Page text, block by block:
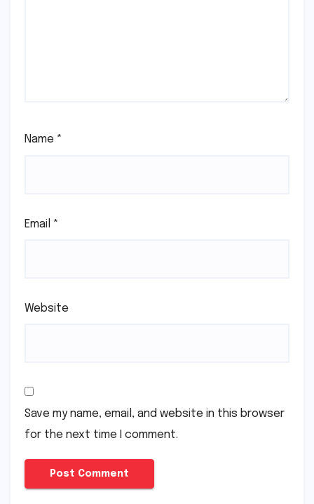
Name *
Email *
Website
Save my name, email, and website in this browser
for the next time I comment.